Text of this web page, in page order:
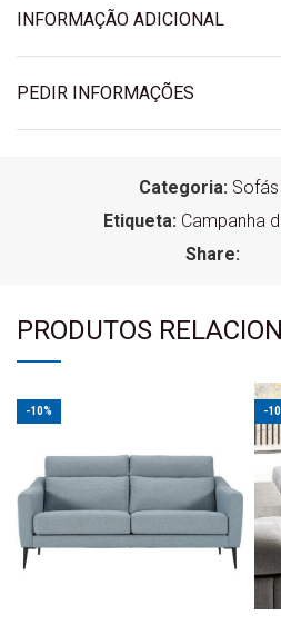
INFORMAÇÃO ADICIONAL
PEDIR INFORMAÇÕES
Categoria:
Etiqueta: Campanha
Share:
PRODUTOS
-10% -